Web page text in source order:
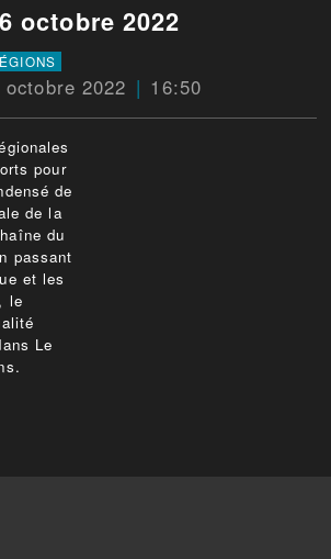
octobre 2022
2022 16:50
pour
de
de la
du
passant
et les
le
Le